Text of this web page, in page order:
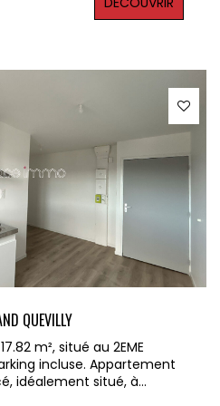
des lieux Pour plus
disponibles sur le site
QUEVILLY
m², situé au 2EME
incluse. Appartement
idéalement situé, à